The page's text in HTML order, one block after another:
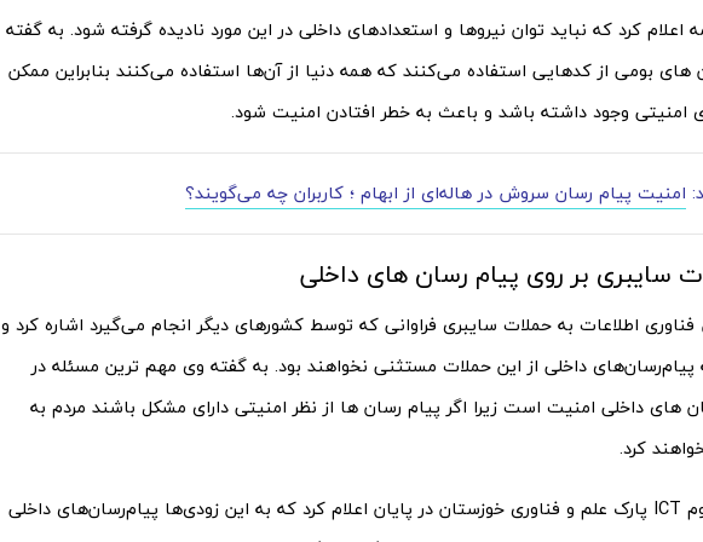
اعلام کرد که نباید توان نیروها و استعدادهای داخلی در این مورد نادیده گرفته شود. به گفته
بومی از کدهایی استفاده می‌کنند که همه دنیا از آن‌ها استفاده می‌کنند بنابراین ممکن
وجود داشته باشد و باعث به خطر افتادن امنیت شود.
امنیت پیام رسان سروش در هاله‌ای از ابهام ؛ کاربران چه می‌گویند؟
سایبری بر روی پیام رسان های داخلی
اطلاعات به حملات سایبری فراوانی که توسط کشورهای دیگر انجام می‌گیرد اشاره کرد و
پیام‌رسان‌های داخلی از این حملات مستثنی نخواهند بود. به گفته وی مهم ترین مسئله در
های داخلی امنیت است زیرا اگر پیام رسان ها از نظر امنیتی دارای مشکل باشند مردم به
کرد.
دبیر کنسرسیوم ICT پارک علم و فناوری خوزستان در پایان اعلام کرد که به این زودی‌ها پیام‌رسان‌های داخلی